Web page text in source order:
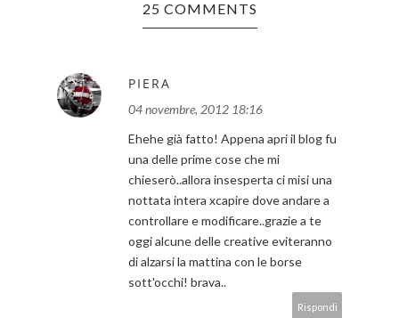
25 COMMENTS
PIERA
04 novembre, 2012 18:16
Ehehe già fatto! Appena apri il blog fu
una delle prime cose che mi
chieserò..allora insesperta ci misi una
nottata intera xcapire dove andare a
controllare e modificare..grazie a te
oggi alcune delle creative eviteranno
di alzarsi la mattina con le borse
sott'occhi! brava..
Rispondi